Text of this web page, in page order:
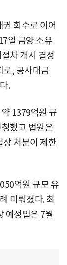
회수로 이어
일 금양 소유
차 개시 결정
로, 공사대금
.
1379억원 규
했고 법원은
상 처분이 제한
억원 규모 유
미뤄졌다. 최
예정일은 7월